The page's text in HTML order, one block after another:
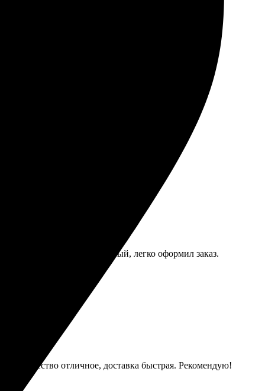
загрузил изображение. Результат пришёл в
работой, повторю заказ.
и четкие. Сайт понятный, легко оформил заказ.
Качество отличное, доставка быстрая. Рекомендую!